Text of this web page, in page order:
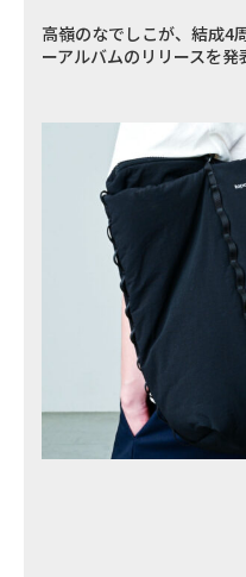
高嶺のなでしこが、結成4
ーアルバムのリリースを発